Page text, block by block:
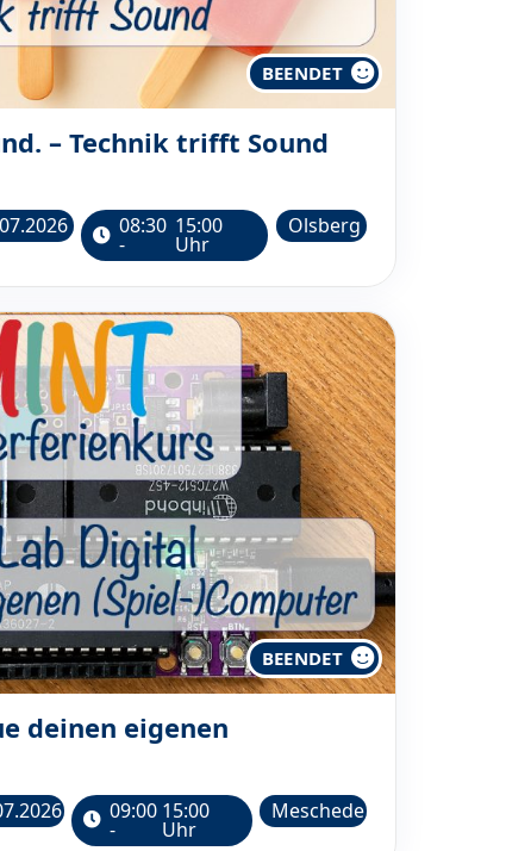
BEENDET
– Technik trifft Sound
08:30
-
15:00
Uhr
Olsberg
BEENDET
deinen eigenen
09:00
-
15:00
Uhr
Meschede